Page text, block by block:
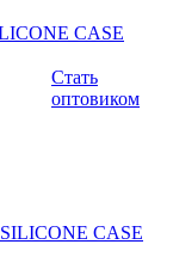
CASE
Стать
оптовиком